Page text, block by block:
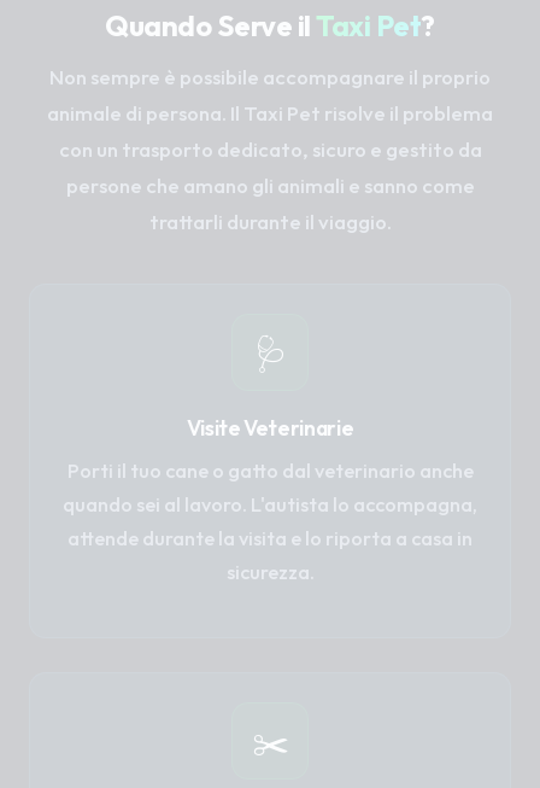
Quando Serve il Taxi Pet?
Non sempre è possibile accompagnare il proprio
animale di persona. Il Taxi Pet risolve il problema
con un trasporto dedicato, sicuro e gestito da
persone che amano gli animali e sanno come
trattarli durante il viaggio.
🩺
Visite Veterinarie
Porti il tuo cane o gatto dal veterinario anche
quando sei al lavoro. L'autista lo accompagna,
attende durante la visita e lo riporta a casa in
sicurezza.
✂️